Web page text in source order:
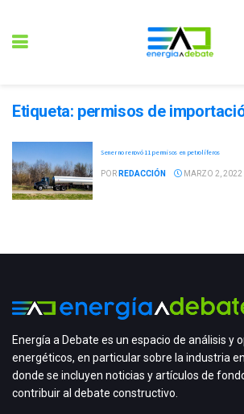
Etiqueta: permisos de
Sener no renovó 11 permisos en petrolíferos
POR REDACCIÓN MARZO 2, 2022
Energía a Debate es un espacio de análisis y
energéticos, en particular sobre la industria
donde se incluyen noticias y artículos de
contribuir al debate constructivo.